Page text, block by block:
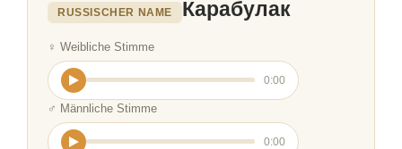
RUSSISCHER NAME Карабулак
♀ Weibliche Stimme
0:00
♂ Männliche Stimme
0:00